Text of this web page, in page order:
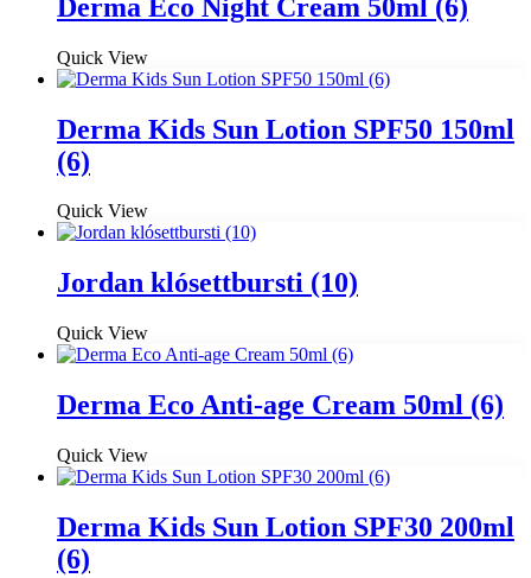
Derma Eco Night Cream 50ml (6)
Quick View
Derma Kids Sun Lotion SPF50 150ml
(6)
Quick View
Jordan klósettbursti (10)
Quick View
Derma Eco Anti-age Cream 50ml (6)
Quick View
Derma Kids Sun Lotion SPF30 200ml
(6)